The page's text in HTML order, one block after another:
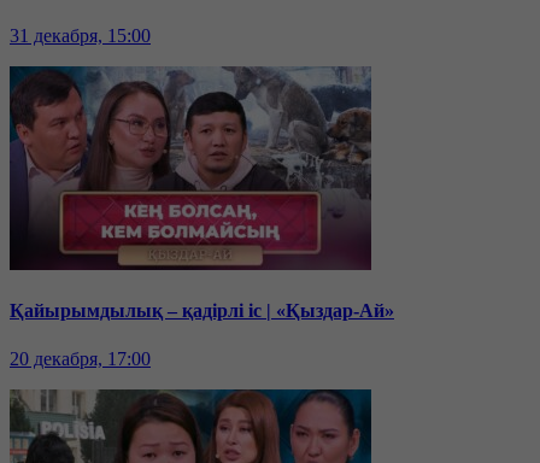
31 декабря, 15:00
Қайырымдылық – қадірлі іс | «Қыздар-Ай»
20 декабря, 17:00